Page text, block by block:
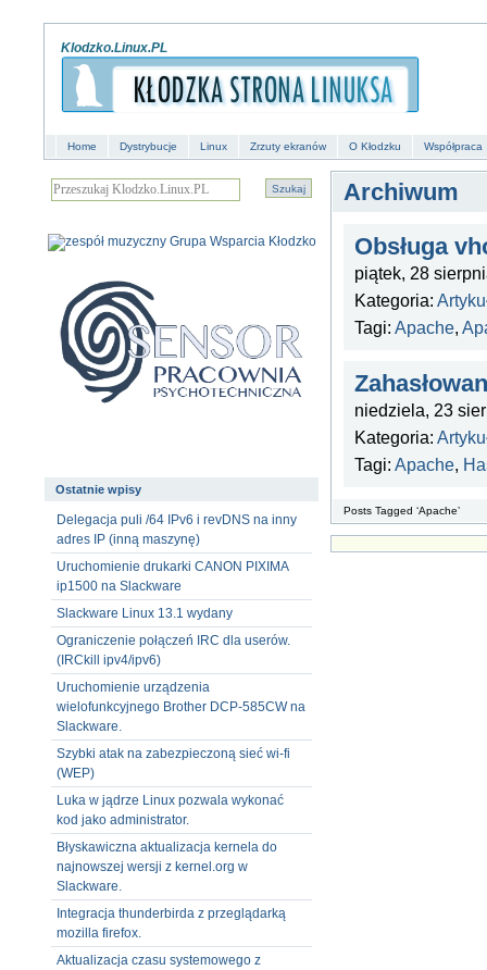
Klodzko.Linux.PL
Home Dystrybucje Linux Zrzuty ekranów O Kłodzku Współpraca
Archiwum
Obsługa
piątek, 28
Kategoria:
Tagi: Apache,
niedziela, 23
Kategoria:
Tagi: Apache,
Posts Tagged ‘Apache’
Ostatnie wpisy
Delegacja puli /64 IPv6 i revDNS na inny
adres IP (inną maszynę)
Uruchomienie drukarki CANON PIXIMA
ip1500 na Slackware
Slackware Linux 13.1 wydany
Ograniczenie połączeń IRC dla userów.
(IRCkill ipv4/ipv6)
Uruchomienie urządzenia
wielofunkcyjnego Brother DCP-585CW na
Slackware.
Szybki atak na zabezpieczoną sieć wi-fi
(WEP)
Luka w jądrze Linux pozwala wykonać
kod jako administrator.
Błyskawiczna aktualizacja kernela do
najnowszej wersji z kernel.org w
Slackware.
Integracja thunderbirda z przeglądarką
mozilla firefox.
Aktualizacja czasu systemowego z